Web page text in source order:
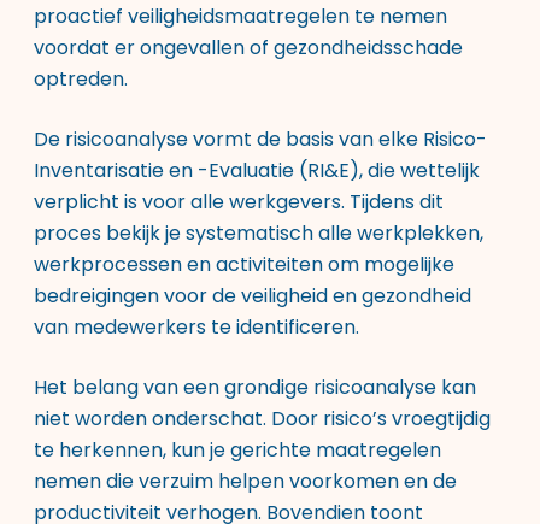
proactief veiligheidsmaatregelen te nemen
voordat er ongevallen of gezondheidsschade
optreden.
De risicoanalyse vormt de basis van elke Risico-
Inventarisatie en -Evaluatie (RI&E), die wettelijk
verplicht is voor alle werkgevers. Tijdens dit
proces bekijk je systematisch alle werkplekken,
werkprocessen en activiteiten om mogelijke
bedreigingen voor de veiligheid en gezondheid
van medewerkers te identificeren.
Het belang van een grondige risicoanalyse kan
niet worden onderschat. Door risico’s vroegtijdig
te herkennen, kun je gerichte maatregelen
nemen die verzuim helpen voorkomen en de
productiviteit verhogen. Bovendien toont